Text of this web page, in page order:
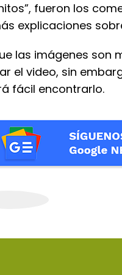
fueron los
explicaciones
las imágenes son
el video, sin
fácil encontrarlo.